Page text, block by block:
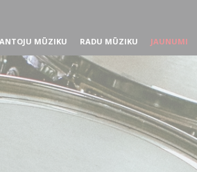
MŪZIKU RADU MŪZIKU JAUNUMI